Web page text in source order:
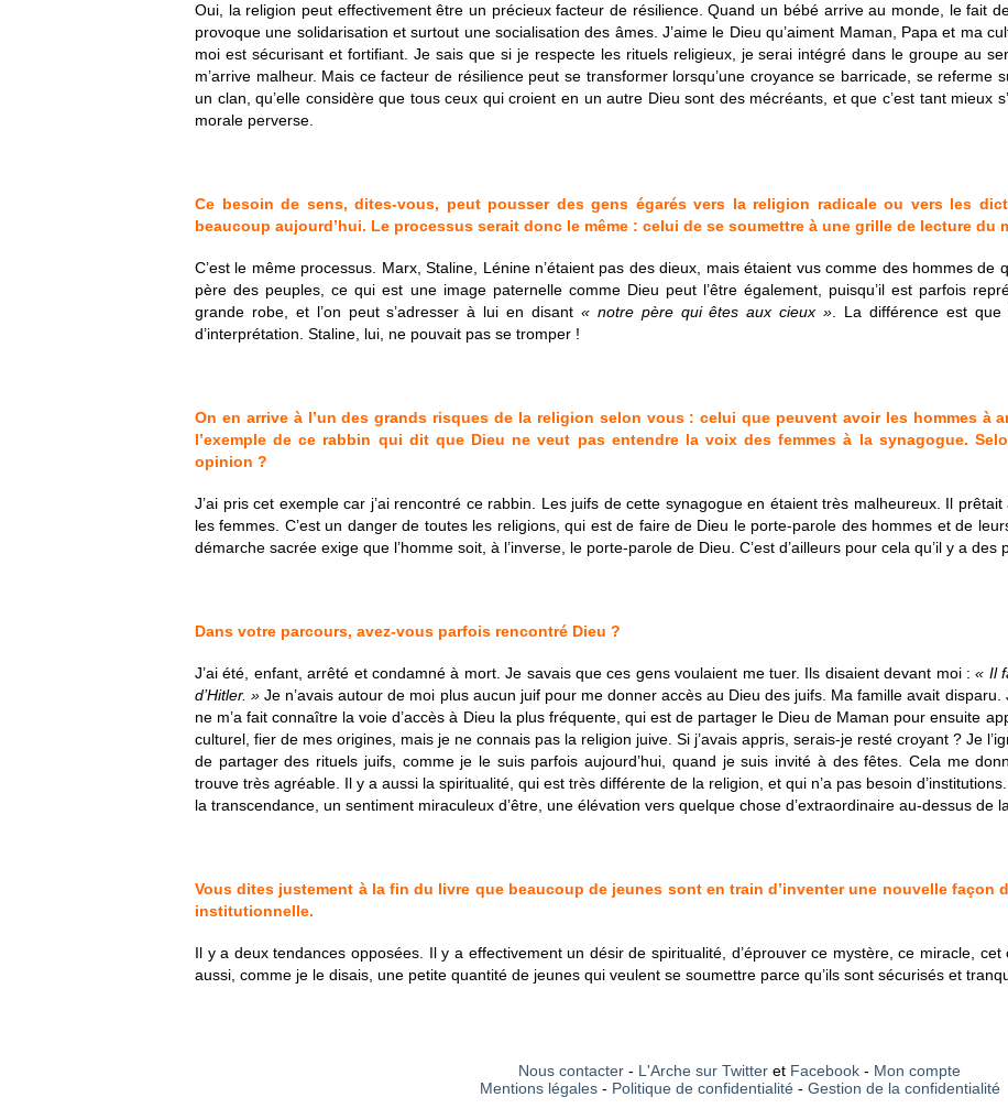
Oui, la religion peut effectivement être un précieux facteur de résilience. Quand un bébé arrive au monde, le fait
provoque une solidarisation et surtout une socialisation des âmes. J’aime le Dieu qu’aiment Maman, Papa et ma
moi est sécurisant et fortifiant. Je sais que si je respecte les rituels religieux, je serai intégré dans le groupe au
m’arrive malheur. Mais ce facteur de résilience peut se transformer lorsqu’une croyance se barricade, se referme
un clan, qu’elle considère que tous ceux qui croient en un autre Dieu sont des mécréants, et que c’est tant mieux
morale perverse.
Ce besoin de sens, dites-vous, peut pousser des gens égarés vers la religion radicale ou vers les
beaucoup aujourd’hui. Le processus serait donc le même : celui de se soumettre à une grille de lecture du
C’est le même processus. Marx, Staline, Lénine n’étaient pas des dieux, mais étaient vus comme des hommes de
père des peuples, ce qui est une image paternelle comme Dieu peut l’être également, puisqu’il est parfois
grande robe, et l’on peut s’adresser à lui en disant « notre père qui êtes aux cieux » . La différence est
d’interprétation. Staline, lui, ne pouvait pas se tromper !
On en arrive à l’un des grands risques de la religion selon vous : celui que peuvent avoir les hommes à
l’exemple de ce rabbin qui dit que Dieu ne veut pas entendre la voix des femmes à la synagogue.
opinion ?
J’ai pris cet exemple car j’ai rencontré ce rabbin. Les juifs de cette synagogue en étaient très malheureux. Il
les femmes. C’est un danger de toutes les religions, qui est de faire de Dieu le porte-parole des hommes et de
démarche sacrée exige que l’homme soit, à l’inverse, le porte-parole de Dieu. C’est d’ailleurs pour cela qu’il y a des
Dans votre parcours, avez-vous parfois rencontré Dieu ?
J’ai été, enfant, arrêté et condamné à mort. Je savais que ces gens voulaient me tuer. Ils disaient devant moi :« Il
d’Hitler. » Je n’avais autour de moi plus aucun juif pour me donner accès au Dieu des juifs. Ma famille avait disparu.
ne m’a fait connaître la voie d’accès à Dieu la plus fréquente, qui est de partager le Dieu de Maman pour ensuite
culturel, fier de mes origines, mais je ne connais pas la religion juive. Si j’avais appris, serais-je resté croyant ? Je
de partager des rituels juifs, comme je le suis parfois aujourd’hui, quand je suis invité à des fêtes. Cela me
trouve très agréable. Il y a aussi la spiritualité, qui est très différente de la religion, et qui n’a pas besoin
la transcendance, un sentiment miraculeux d’être, une élévation vers quelque chose d’extraordinaire au-dessus de
Vous dites justement à la fin du livre que beaucoup de jeunes sont en train d’inventer une nouvelle façon
institutionnelle.
Il y a deux tendances opposées. Il y a effectivement un désir de spiritualité, d’éprouver ce mystère, ce miracle, cet
aussi, comme je le disais, une petite quantité de jeunes qui veulent se soumettre parce qu’ils sont sécurisés et
Nous contacter - L'Arche sur Twitter et Facebook - Mon compte
Mentions légales- Politique de confidentialité- Gestion de la confidentialité